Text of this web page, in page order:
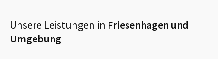
Unsere Leistungen in Friesenhagen und
Umgebung